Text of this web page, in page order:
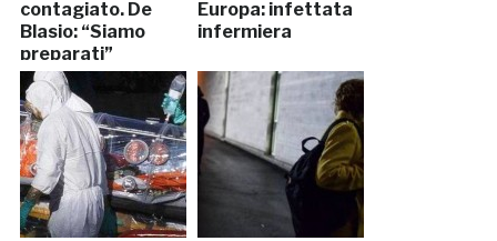
contagiato. De
Blasio: “Siamo
preparati”
Europa: infettata
infermiera